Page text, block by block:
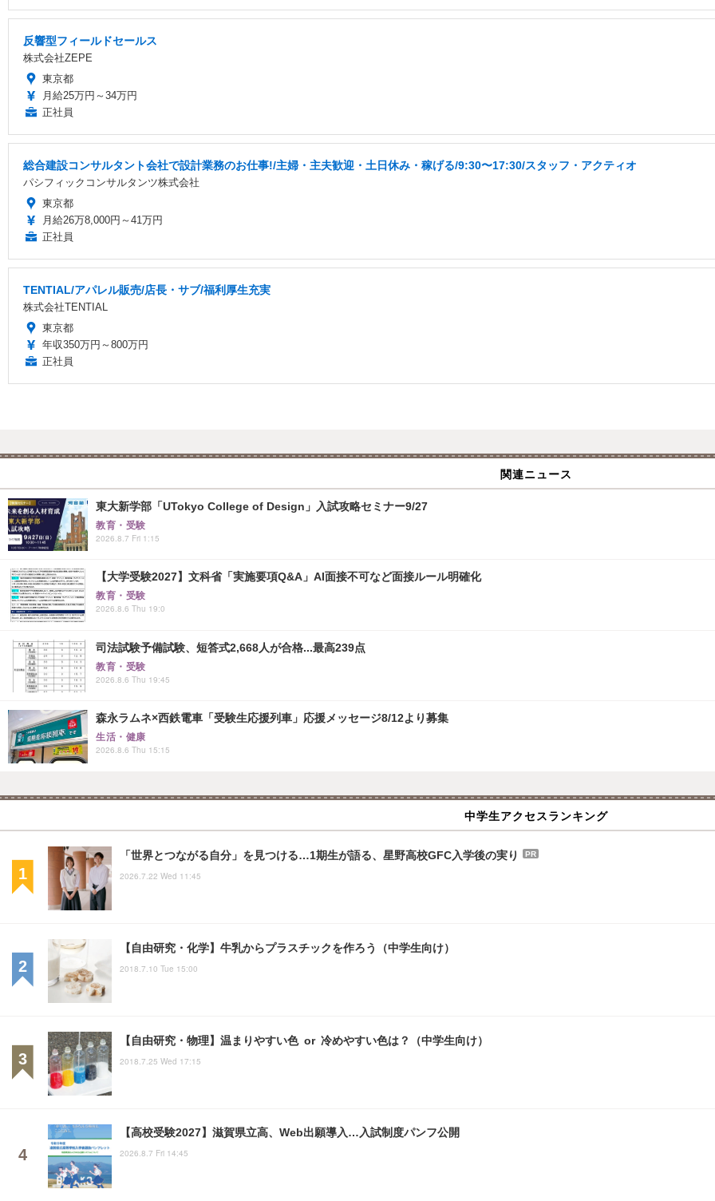
反響型フィールドセールス
株式会社ZEPE
東京都
月給25万円～34万円
正社員
総合建設コンサルタント会社で設計業務のお仕事!/主婦・主夫歓迎・土日休み・稼げる/9:30〜17:30/スタッフ・アクティオ
パシフィックコンサルタンツ株式会社
東京都
月給26万8,000円～41万円
正社員
TENTIAL/アパレル販売/店長・サブ/福利厚生充実
株式会社TENTIAL
東京都
年収350万円～800万円
正社員
関連ニュース
東大新学部「UTokyo College of Design」入試攻略セミナー9/27
教育・受験
2026.8.7 Fri 1:15
【大学受験2027】文科省「実施要項Q&A」AI面接不可など面接ルール明確化
教育・受験
2026.8.6 Thu 19:0
司法試験予備試験、短答式2,668人が合格...最高239点
教育・受験
2026.8.6 Thu 19:45
森永ラムネ×西鉄電車「受験生応援列車」応援メッセージ8/12より募集
生活・健康
2026.8.6 Thu 15:15
中学生アクセスランキング
「世界とつながる自分」を見つける…1期生が語る、星野高校GFC入学後の実り PR
2026.7.22 Wed 11:45
【自由研究・化学】牛乳からプラスチックを作ろう（中学生向け）
2018.7.10 Tue 15:00
【自由研究・物理】温まりやすい色 or 冷めやすい色は？（中学生向け）
2018.7.25 Wed 17:15
【高校受験2027】滋賀県立高、Web出願導入…入試制度パンフ公開
2026.8.7 Fri 14:45